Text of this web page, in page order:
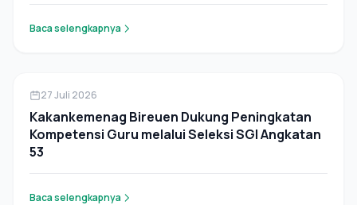
Baca selengkapnya
Berita
27 Juli 2026
Kakankemenag Bireuen Dukung Peningkatan
Kompetensi Guru melalui Seleksi SGI Angkatan
53
Baca selengkapnya